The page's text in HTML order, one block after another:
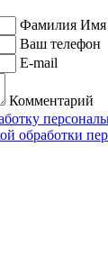
Фамилия Имя
Ваш телефон
E-mail
Комментарий
обработки